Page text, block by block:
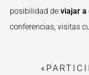
posibilidad de viajar a
conferencias, visitas